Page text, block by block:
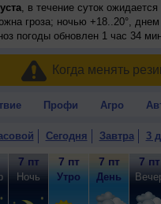
, в течение суток
гроза; ночью +18..20°,
погоды обновлен 1 час 34
Когда менять
Профи Агро
Сегодня Завтра 3
7 пт
Ночь
7 пт
Утро
7 пт
День
7 пт